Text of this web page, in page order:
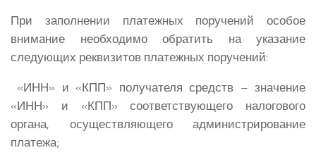
При заполнении платежных поручений особое
внимание необходимо обратить на указание
следующих реквизитов платежных поручений:
«ИНН» и «КПП» получателя средств – значение
«ИНН» и «КПП» соответствующего налогового
органа, осуществляющего администрирование
платежа;